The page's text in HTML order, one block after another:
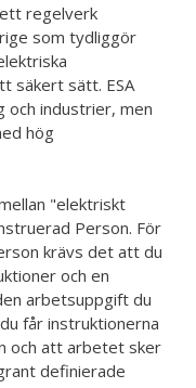
ett regelverk
som tydliggör
säkert sätt. ESA
och industrier, men
hög
"elektriskt
Person. För
krävs det att du
och en
arbetsuppgift du
får instruktionerna
och att arbetet sker
definierade